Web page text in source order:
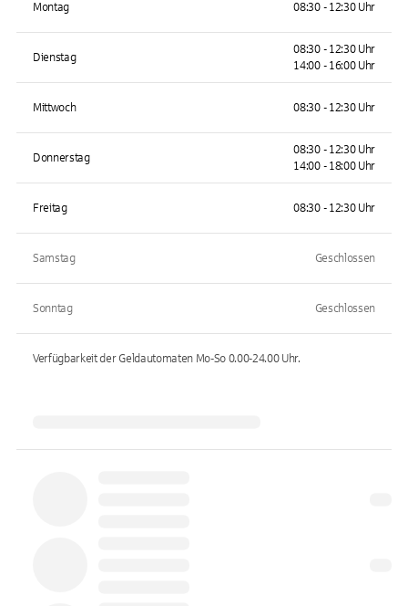
Montag 08:30 - 12:30 Uhr
Dienstag
08:30 - 12:30 Uhr
14:00 - 16:00 Uhr
Mittwoch 08:30 - 12:30 Uhr
Donnerstag
08:30 - 12:30 Uhr
14:00 - 18:00 Uhr
Freitag 08:30 - 12:30 Uhr
Samstag Geschlossen
Sonntag Geschlossen
Verfügbarkeit der Geldautomaten Mo-So 0.00-24.00Uhr.